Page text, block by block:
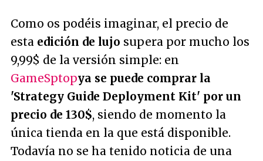
Como os podéis imaginar, el precio de
esta edición de lujo supera por mucho los
9,99$ de la versión simple: en
GameSptopya se puede comprar la
'Strategy Guide Deployment Kit' por un
precio de 130$, siendo de momento la
única tienda en la que está disponible.
Todavía no se ha tenido noticia de una